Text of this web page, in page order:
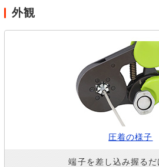
外観
圧着の様子
端子を差し込み握るだ